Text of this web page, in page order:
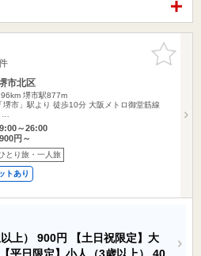
お気に入
りに追加
市北区
堺市駅877m
堺市」駅より 徒歩10分 大阪メトロ御堂筋線
…
～26:00
円～
とり旅・一人旅
トあり
上） 900円
【土日祝限定】大
【平日限定】小人（3歳以上） 40